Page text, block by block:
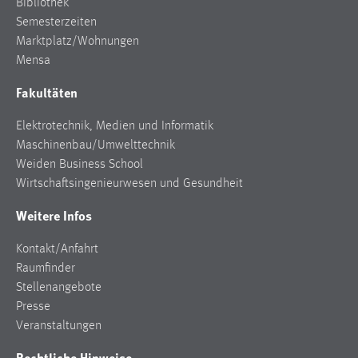
Bibliothek
Semesterzeiten
Marktplatz/Wohnungen
Mensa
Fakultäten
Elektrotechnik, Medien und Informatik
Maschinenbau/Umwelttechnik
Weiden Business School
Wirtschaftsingenieurwesen und Gesundheit
Weitere Infos
Kontakt/Anfahrt
Raumfinder
Stellenangebote
Presse
Veranstaltungen
Zweck:
einloggen zu können.
24 Stunden
STATISTIK
Statistik Cookies erfassen Informationen anonym.
unsere Besucher unsere Website nutzen.
Matomo
Name: